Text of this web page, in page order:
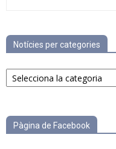
Notícies per categories
Notícies
per
Pàgina de Facebook